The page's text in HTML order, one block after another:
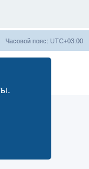
Часовой пояс: UTC+03:00